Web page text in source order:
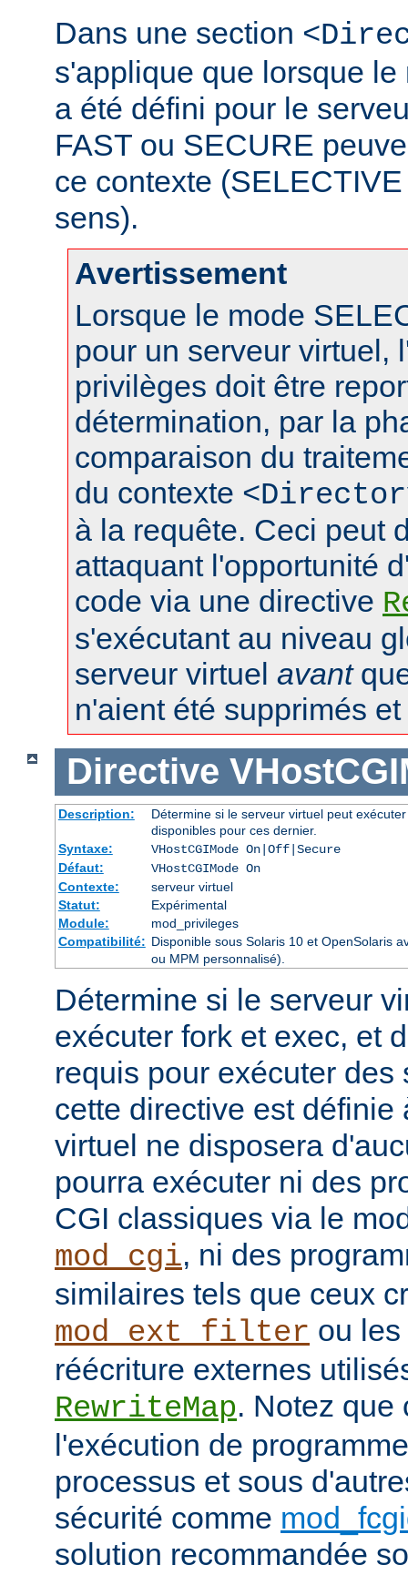
Dans une section
s'applique que lorsque
a été défini pour le
FAST ou SECURE
ce contexte
sens).
Avertissement
Lorsque le mode
pour un serveur virtuel,
privilèges doit être
détermination, par la
comparaison du
du contexte
à la requête. Ceci peut
attaquant l'opportunité
code via une directive
s'exécutant au niveau
serveur virtuel avant
n'aient été supprimés
Directive
Description:
Détermine si le serveur virtuel peut
disponibles pour ces dernier.
Syntaxe:
VHostCGIMode On|Off|Secure
Défaut:
VHostCGIMode On
Contexte:
serveur virtuel
Statut:
Expérimental
Module:
mod_privileges
Compatibilité: Disponible sous Solaris 10 et OpenSolaris
ou MPM personnalisé).
Détermine si le serveur
exécuter fork et exec, et
requis pour exécuter
cette directive est
virtuel ne disposera
pourra exécuter ni des
CGI classiques via le
mod_cgi, ni des
similaires tels que ceux
mod_ext_filter ou
réécriture externes
RewriteMap. Notez que
l'exécution de
processus et sous
sécurité comme
solution recommandée